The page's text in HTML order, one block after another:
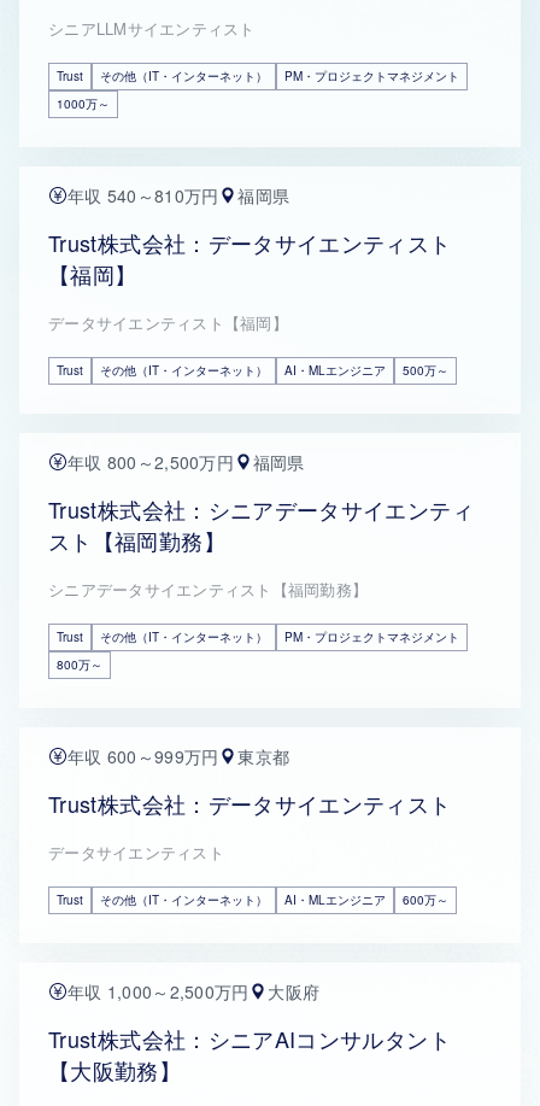
シニアLLMサイエンティスト
Trust その他（IT・インターネット）
PM・プロジェクトマネジメント
1000万～
年収 540～810万円 福岡県
Trust株式会社：データサイエンティスト
【福岡】
データサイエンティスト【福岡】
Trust その他（IT・インターネット） AI・MLエンジニア 500万～
年収 800～2,500万円 福岡県
Trust株式会社：シニアデータサイエンティ
スト【福岡勤務】
シニアデータサイエンティスト【福岡勤務】
Trust その他（IT・インターネット）
PM・プロジェクトマネジメント
800万～
年収 600～999万円 東京都
Trust株式会社：データサイエンティスト
データサイエンティスト
Trust その他（IT・インターネット） AI・MLエンジニア 600万～
年収 1,000～2,500万円 大阪府
Trust株式会社：シニアAIコンサルタント
【大阪勤務】